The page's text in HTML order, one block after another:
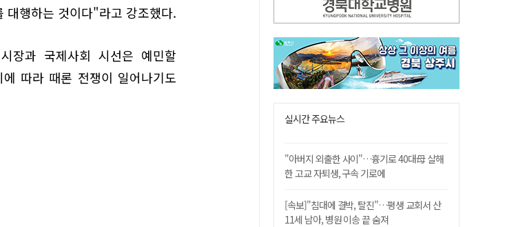
대행하는 것이다"라고 강조했다.
장과 국제사회 시선은 예민할
따라 때론 전쟁이 일어나기도
실시간 주요뉴스
"아버지 외출한 사이"…흉기로 40대母 살해
한 고교 자퇴생, 구속 기로에
[속보]"침대에 결박, 탈진"…평생 교회서 산
11세 남아, 병원 이송 끝 숨져